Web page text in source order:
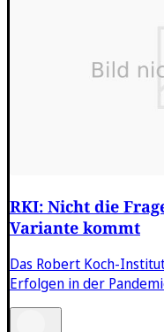
RKI: Nicht die
Variante kommt
Das Robert Koch-
Erfolgen in der